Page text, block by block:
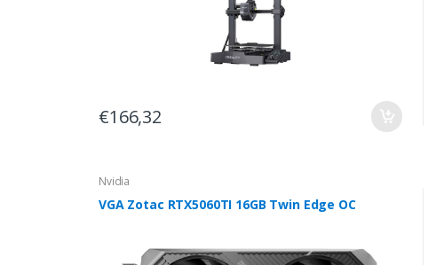
€166,32
Nvidia
VGA Zotac RTX5060TI 16GB Twin Edge OC